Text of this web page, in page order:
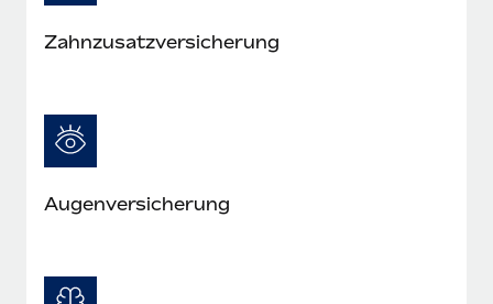
Zahn­zusatz­versicherung
Augen­versicherung